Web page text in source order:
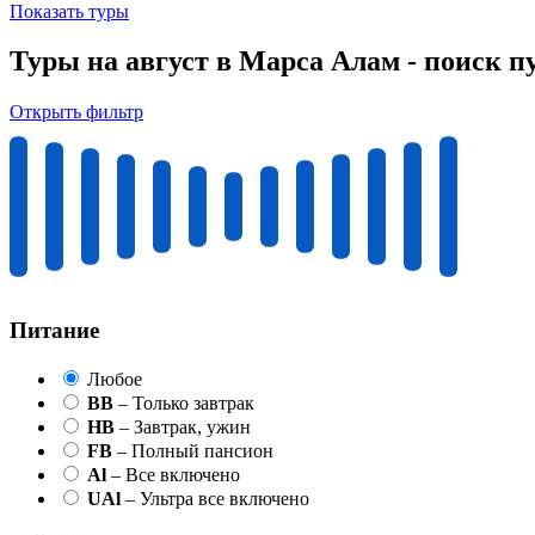
Показать туры
Туры на август в Марса Алам - поиск
Открыть фильтр
Питание
Любое
BB – Только завтрак
HB – Завтрак, ужин
FB – Полный пансион
Al – Все включено
UAl – Ультра все включено